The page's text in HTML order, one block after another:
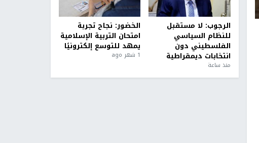
الرجوب: لا مستقبل
للنظام السياسي
الفلسطيني دون
انتخابات ديمقراطية
منذ ساعة
الخضور: نجاح تجربة
امتحان التربية الإسلامية
يمهد للتوسع إلكترونيًا
1 شهر ago